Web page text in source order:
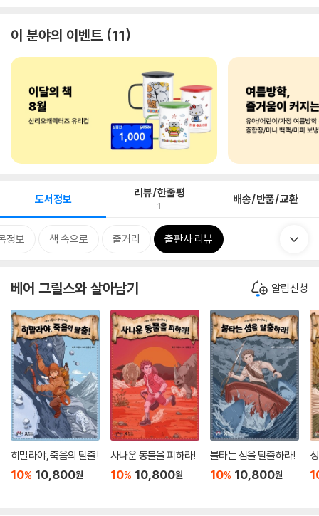
이 분야의 이벤트 11
도서정보 리뷰/한줄평
1 배송/반품/교환
정보 책 속으로 줄거리 출판사 리뷰
베어 그릴스와 살아남기 알림신청
히말라야, 죽음의 탈출!
10% 10,800원
사나운 동물을 피하라!
10% 10,800원
불타는 섬을 탈출하라!
10% 10,800원